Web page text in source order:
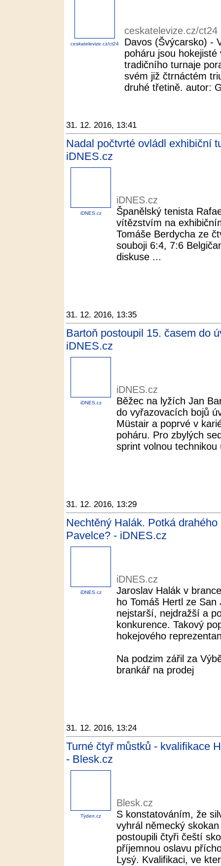
ceskatelevize.cz/ct24
ceskatelevize.cz/ct24
Davos (Švýcarsko) -
poháru jsou
tradičního turnaje
svém již čtrnáctém
druhé třetině. autor:
31. 12. 2016, 13:41
Nadal počtvrté ovládl exhibiční
iDNES.cz
iDNES.cz
iDNES.cz
Španělský tenista
vítězstvím na
Tomáše Berdycha ze
souboji 6:4, 7:6
diskuse ...
31. 12. 2016, 13:35
Bartoň postoupil 15. časem do
iDNES.cz
iDNES.cz
iDNES.cz
Běžec na lyžích Jan
do vyřazovacích bojů
Müstair a poprvé v
poháru. Pro zbylých
sprint volnou technikou
31. 12. 2016, 13:29
Nechtěný Halák. Potká
Pavelce? - iDNES.cz
iDNES.cz
iDNES.cz
Jaroslav Halák v
ho Tomáš Hertl ze
nejstarší, nejdražší a
konkurence. Takový
hokejového
Na podzim zářil za
brankář na prodej
31. 12. 2016, 13:24
Turné čtyř můstků - kvalifikace
- Blesk.cz
Týden.cz
Blesk.cz
S konstatováním, že
vyhrál německý
postoupili čtyři čeští
příjemnou oslavu
Lysý. Kvalifikaci, ve